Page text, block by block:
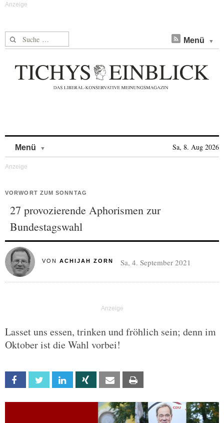
Suche nach: Menü
Menü Sa, 8. Aug 2026
VORWORT ZUM SONNTAG
27 provozierende Aphorismen zur
Bundestagswahl
VON ACHIJAH ZORN Sa, 4. September 2021
Lasset uns essen, trinken und fröhlich sein; denn im
Oktober ist die Wahl vorbei!
Facebook Twitter Linkedin Xing Email